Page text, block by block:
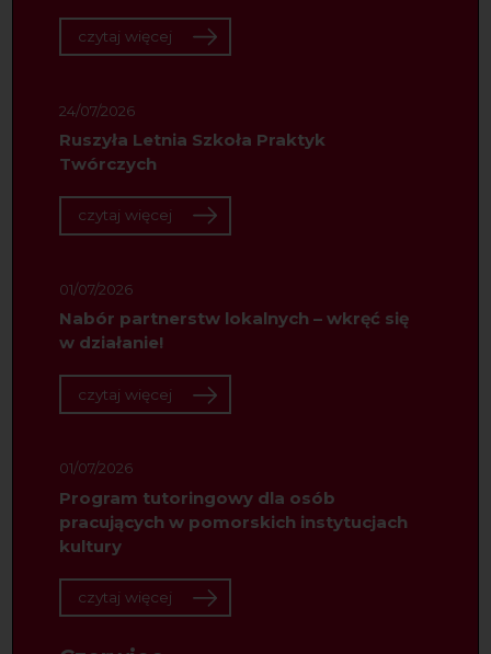
czytaj więcej
24/07/2026
Ruszyła Letnia Szkoła Praktyk
Twórczych
czytaj więcej
01/07/2026
Nabór partnerstw lokalnych – wkręć się
w działanie!
czytaj więcej
01/07/2026
Program tutoringowy dla osób
pracujących w pomorskich instytucjach
kultury
czytaj więcej